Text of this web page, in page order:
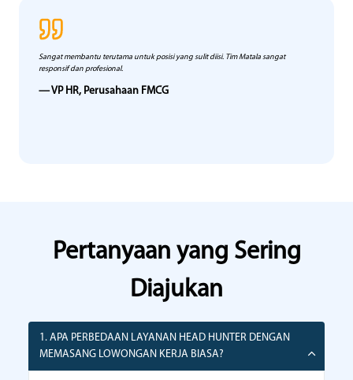
Sangat membantu terutama untuk posisi yang sulit diisi. Tim Matala sangat
responsif dan profesional.
— VP HR, Perusahaan FMCG
Pertanyaan yang Sering
Diajukan
1. APA PERBEDAAN LAYANAN HEAD HUNTER DENGAN
MEMASANG LOWONGAN KERJA BIASA?